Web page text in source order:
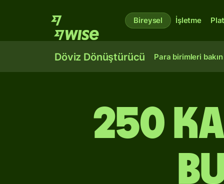
Bireysel İşletme
Döviz Dönüştürücü Para birimleri bakın
250